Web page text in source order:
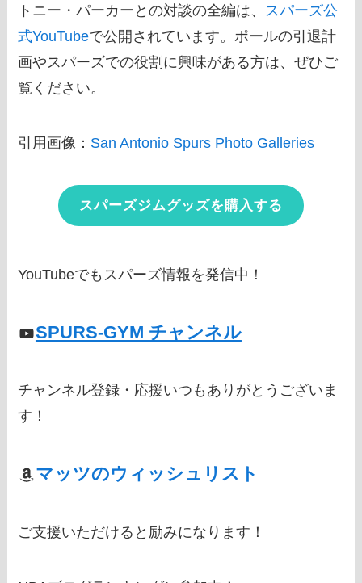
トニー・パーカーとの対談の全編は、 スパーズ公
式YouTubeで公開されています。ポールの引退計
画やスパーズでの役割に興味がある方は、ぜひご
覧ください。
引用画像： San Antonio Spurs Photo Galleries
スパーズジムグッズを購入する
YouTubeでもスパーズ情報を発信中！
SPURS-GYM チャンネル
チャンネル登録・応援いつもありがとうございま
す！
マッツのウィッシュリスト
ご支援いただけると励みになります！